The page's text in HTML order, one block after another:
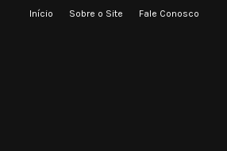
Início Sobre o Site Fale Conosco